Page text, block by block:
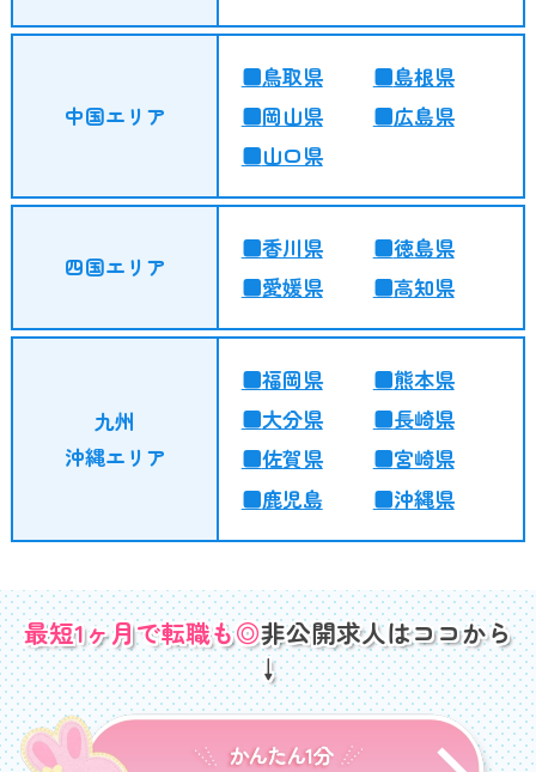
中国エリア
鳥取県
島根県
岡山県
広島県
山口県
四国エリア
香川県
徳島県
愛媛県
高知県
九州
沖縄エリア
福岡県
熊本県
大分県
長崎県
佐賀県
宮崎県
鹿児島
沖縄県
最短1ヶ月で転職も◎非公開求人はココから
↓